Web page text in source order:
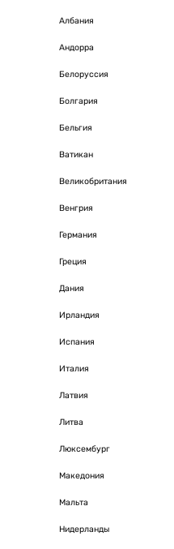
Албания
Андорра
Белоруссия
Болгария
Бельгия
Ватикан
Великобритания
Венгрия
Германия
Греция
Дания
Ирландия
Испания
Италия
Латвия
Литва
Люксембург
Македония
Мальта
Нидерланды